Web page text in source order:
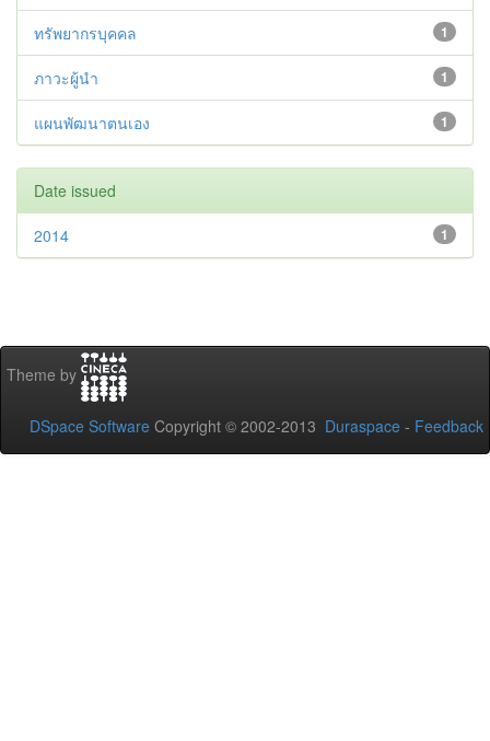
1
ทรัพยากรบุคคล
1
ภาวะผู้นำ
1
แผนพัฒนาตนเอง
Date issued
1
2014
Theme by
DSpace Software Copyright © 2002-2013 Duraspace - Feedback